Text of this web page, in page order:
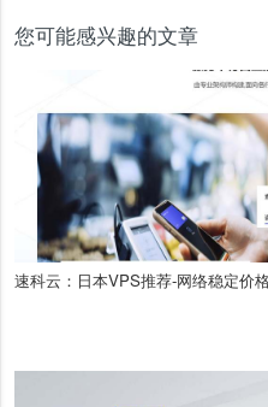
您可能感兴趣的文章
速科云：日本VPS推荐-网络稳定价